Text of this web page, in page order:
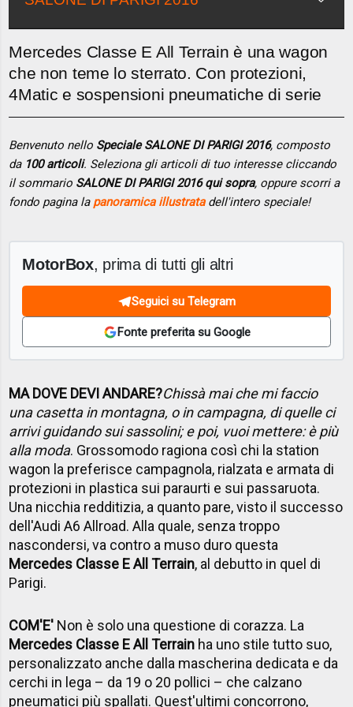
Mercedes Classe E All Terrain è una wagon
che non teme lo sterrato. Con protezioni,
4Matic e sospensioni pneumatiche di serie
Benvenuto nello Speciale SALONE DI PARIGI 2016, composto
da 100 articoli. Seleziona gli articoli di tuo interesse cliccando
il sommario SALONE DI PARIGI 2016 qui sopra, oppure scorri a
fondo pagina la panoramica illustratadell'intero speciale!
MotorBox, prima di tutti gli altri
Seguici su Telegram
Fonte preferita su Google
MA DOVE DEVI ANDARE?Chissà mai che mi faccio
una casetta in montagna, o in campagna, di quelle ci
arrivi guidando sui sassolini; e poi, vuoi mettere: è più
alla moda. Grossomodo ragiona così chi la station
wagon la preferisce campagnola, rialzata e armata di
protezioni in plastica sui paraurti e sui passaruota.
Una nicchia redditizia, a quanto pare, visto il successo
dell'Audi A6 Allroad. Alla quale, senza troppo
nascondersi, va contro a muso duro questa
Mercedes Classe E All Terrain, al debutto in quel di
Parigi.
COM'E' Non è solo una questione di corazza. La
Mercedes Classe E All Terrain ha uno stile tutto suo,
personalizzato anche dalla mascherina dedicata e da
cerchi in lega – da 19 o 20 pollici – che calzano
pneumatici più spallati. Quest'ultimi concorrono,